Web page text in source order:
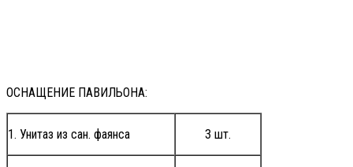
ОСНАЩЕНИЕ ПАВИЛЬОНА:
1. Унитаз из сан. фаянса 3 шт.